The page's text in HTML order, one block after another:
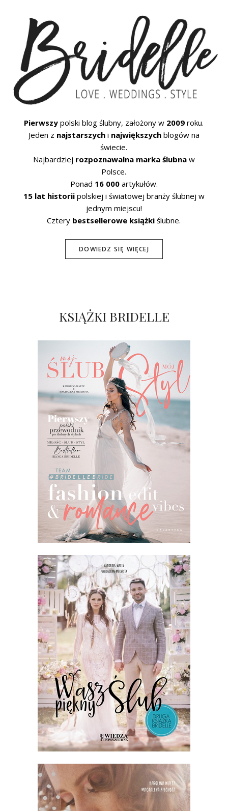
Pierwszy polski blog ślubny, założony w 2009 roku.
Jeden z najstarszychi największychblogów na
świecie.
Najbardziej rozpoznawalna marka ślubnaw
Polsce.
Ponad 16 000artykułów.
15 lat historiipolskiej i światowej branży ślubnej w
jednym miejscu!
Cztery bestsellerowe książki ślubne.
DOWIEDZ SIĘ WIĘCEJ
KSIĄŻKI BRIDELLE